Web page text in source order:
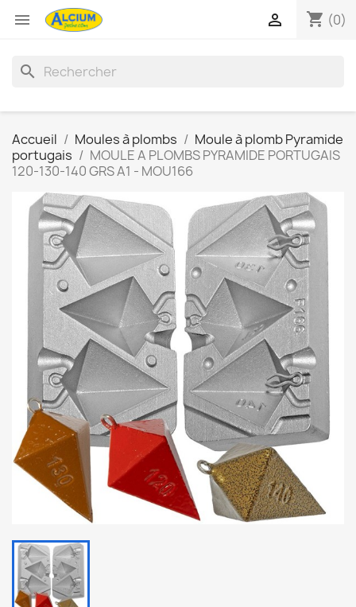
 shopping_cart (0)

search
Accueil Moules à plombs
Moule à plomb Pyramide
portugais
MOULE A PLOMBS PYRAMIDE PORTUGAIS
120-130-140 GRS A1 - MOU166